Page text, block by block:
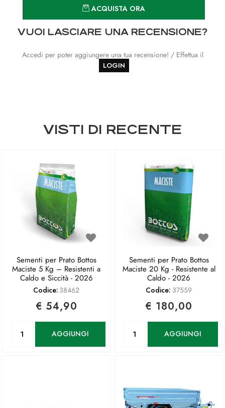
ACQUISTA ORA
VUOI LASCIARE UNA RECENSIONE?
Accedi per poter aggiungere una tua recensione! / Effettua il
LOGIN
VISTI DI RECENTE
Sementi per Prato Bottos
Maciste 5 Kg – Resistenti a
Caldo e Siccità - 2026
Codice: 38462
€ 54,90
AGGIUNGI
Sementi per Prato Bottos
Maciste 20 Kg - Resistente al
Caldo - 2026
Codice: 37559
€ 180,00
AGGIUNGI